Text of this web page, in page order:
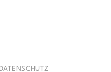
DATENSCHUTZ